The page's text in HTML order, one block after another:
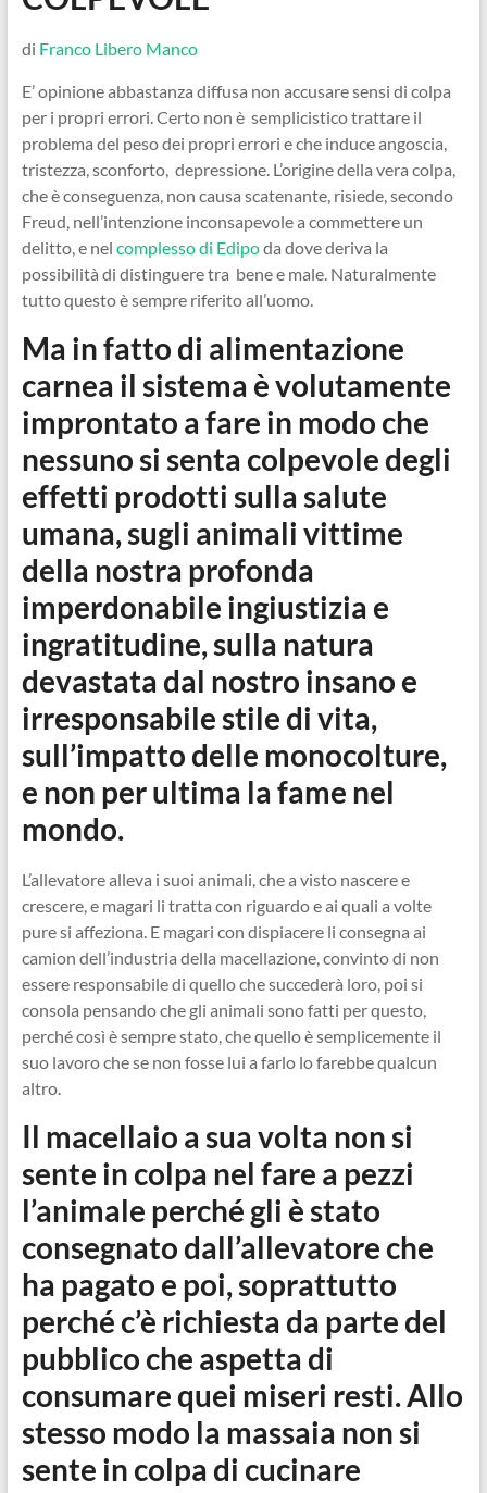
di Franco Libero Manco
E’ opinione abbastanza diffusa non accusare sensi di colpa
per i propri errori. Certo non è semplicistico trattare il
problema del peso dei propri errori e che induce angoscia,
tristezza, sconforto, depressione. L’origine della vera colpa,
che è conseguenza, non causa scatenante, risiede, secondo
Freud, nell’intenzione inconsapevole a commettere un
delitto, e nel complesso di Edipoda dove deriva la
possibilità di distinguere tra bene e male. Naturalmente
tutto questo è sempre riferito all’uomo.
Ma in fatto di alimentazione
carnea il sistema è volutamente
improntato a fare in modo che
nessuno si senta colpevole degli
effetti prodotti sulla salute
umana, sugli animali vittime
della nostra profonda
imperdonabile ingiustizia e
ingratitudine, sulla natura
devastata dal nostro insano e
irresponsabile stile di vita,
sull’impatto delle monocolture,
e non per ultima la fame nel
mondo.
L’allevatore alleva i suoi animali, che a visto nascere e
crescere, e magari li tratta con riguardo e ai quali a volte
pure si affeziona. E magari con dispiacere li consegna ai
camion dell’industria della macellazione, convinto di non
essere responsabile di quello che succederà loro, poi si
consola pensando che gli animali sono fatti per questo,
perché così è sempre stato, che quello è semplicemente il
suo lavoro che se non fosse lui a farlo lo farebbe qualcun
altro.
Il macellaio a sua volta non si
sente in colpa nel fare a pezzi
l’animale perché gli è stato
consegnato dall’allevatore che
ha pagato e poi, soprattutto
perché c’è richiesta da parte del
pubblico che aspetta di
consumare quei miseri resti. Allo
stesso modo la massaia non si
sente in colpa di cucinare